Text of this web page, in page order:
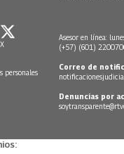
X
personales
Asesor en línea:
(+57) (601)
Correo de
Denuncias por